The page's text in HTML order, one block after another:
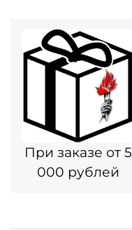
При заказе от 5
000 рублей